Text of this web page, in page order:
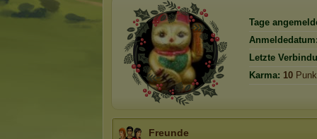
Tage
Letzte
Karma: 10
Freunde